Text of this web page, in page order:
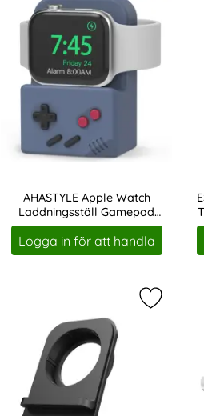
AHASTYLE Apple Watch
Laddningsställ Gamepad
Silikon Blå
Art. nr 225205
Logga in för att handla
Markera